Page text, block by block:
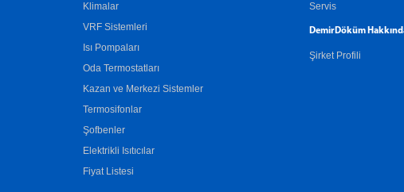
Klimalar
VRF Sistemleri
Isı Pompaları
Oda Termostatları
Kazan ve Merkezi Sistemler
Termosifonlar
Şofbenler
Elektrikli Isıtıcılar
Fiyat Listesi
Servis
DemirDöküm
Şirket Profili